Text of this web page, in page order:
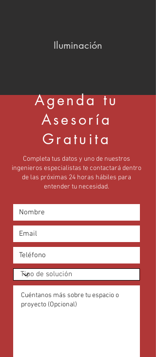
Iluminación
Agenda tu
Asesoría
Gratuita
Completa tus datos y uno de nuestros
ingenieros especialistas te contactará dentro
de las próximas 24 horas hábiles para
entender tu necesidad.